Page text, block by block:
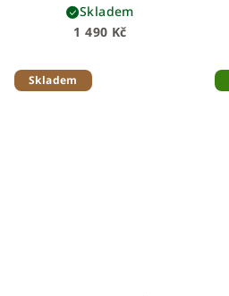
1 490 Kč
Skladem
Skladem